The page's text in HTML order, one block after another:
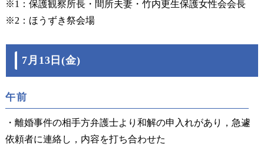
※1：保護観察所長・間所夫妻・竹内更生保護女性会会長
※2：ほうずき祭会場
7月13日(金)
午前
・離婚事件の相手方弁護士より和解の申入れがあり，急遽
依頼者に連絡し，内容を打ち合わせた